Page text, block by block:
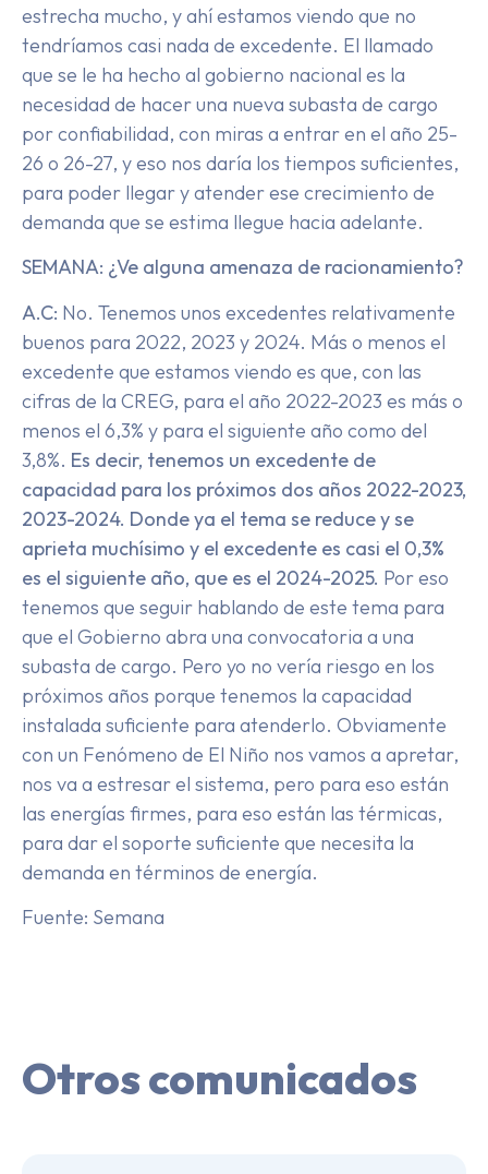
estrecha mucho, y ahí estamos viendo que no
tendríamos casi nada de excedente. El llamado
que se le ha hecho al gobierno nacional es la
necesidad de hacer una nueva subasta de cargo
por confiabilidad, con miras a entrar en el año 25-
26 o 26-27, y eso nos daría los tiempos suficientes,
para poder llegar y atender ese crecimiento de
demanda que se estima llegue hacia adelante.
SEMANA: ¿Ve alguna amenaza de racionamiento?
A.C: No. Tenemos unos excedentes relativamente
buenos para 2022, 2023 y 2024. Más o menos el
excedente que estamos viendo es que, con las
cifras de la CREG, para el año 2022-2023 es más o
menos el 6,3% y para el siguiente año como del
3,8%. Es decir, tenemos un excedente de
capacidad para los próximos dos años 2022-2023,
2023-2024. Donde ya el tema se reduce y se
aprieta muchísimo y el excedente es casi el 0,3%
es el siguiente año, que es el 2024-2025. Por eso
tenemos que seguir hablando de este tema para
que el Gobierno abra una convocatoria a una
subasta de cargo. Pero yo no vería riesgo en los
próximos años porque tenemos la capacidad
instalada suficiente para atenderlo. Obviamente
con un Fenómeno de El Niño nos vamos a apretar,
nos va a estresar el sistema, pero para eso están
las energías firmes, para eso están las térmicas,
para dar el soporte suficiente que necesita la
demanda en términos de energía.
Fuente: Semana
Otros comunicados